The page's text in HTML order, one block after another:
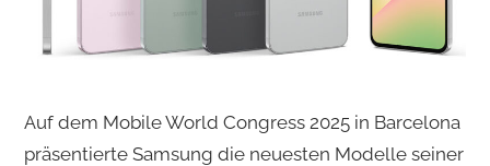
Auf dem Mobile World Congress 2025 in Barcelona
präsentierte Samsung die neuesten Modelle seiner